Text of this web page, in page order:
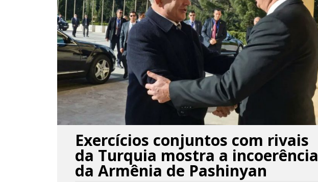
Exercícios conjuntos com rivais
da Turquia mostra a incoerência
da Armênia de Pashinyan